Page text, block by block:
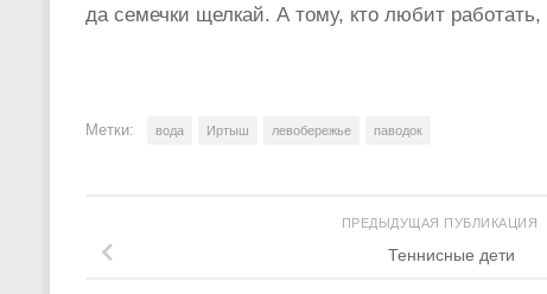
да семечки щелкай. А тому, кто любит работать,
Метки: вода Иртыш левобережье паводок
ПРЕДЫДУЩАЯ ПУБЛИКАЦИЯ
Теннисные дети